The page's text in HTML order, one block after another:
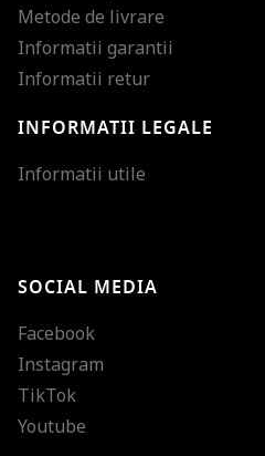
Metode de livrare
Informatii garantii
Informatii retur
INFORMATII LEGALE
Informatii utile
SOCIAL MEDIA
Facebook
Instagram
TikTok
Youtube